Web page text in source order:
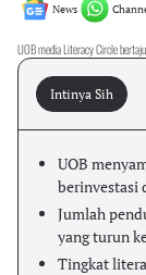
News
UOB media Literacy Circle
Intinya Sih
UOB
berinvestasi
Jumlah
yang turun
Tingkat